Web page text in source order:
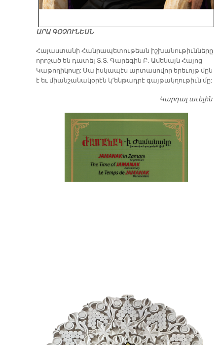
ԱՐԱ ԳՕՉՈՒՆԵԱՆ
​Հայաստանի Հանրապետութեան իշխանութիւնները
որոշած են դատել Տ.Տ. Գարեգին Բ. Ամենայն Հայոց
Կաթողիկոսը: Սա իսկապէս արտասովոր երեւոյթ մըն
է եւ միանշանակօրէն կ՚ենթադրէ գայթակղութիւն մը:
Կարդալ աւելին